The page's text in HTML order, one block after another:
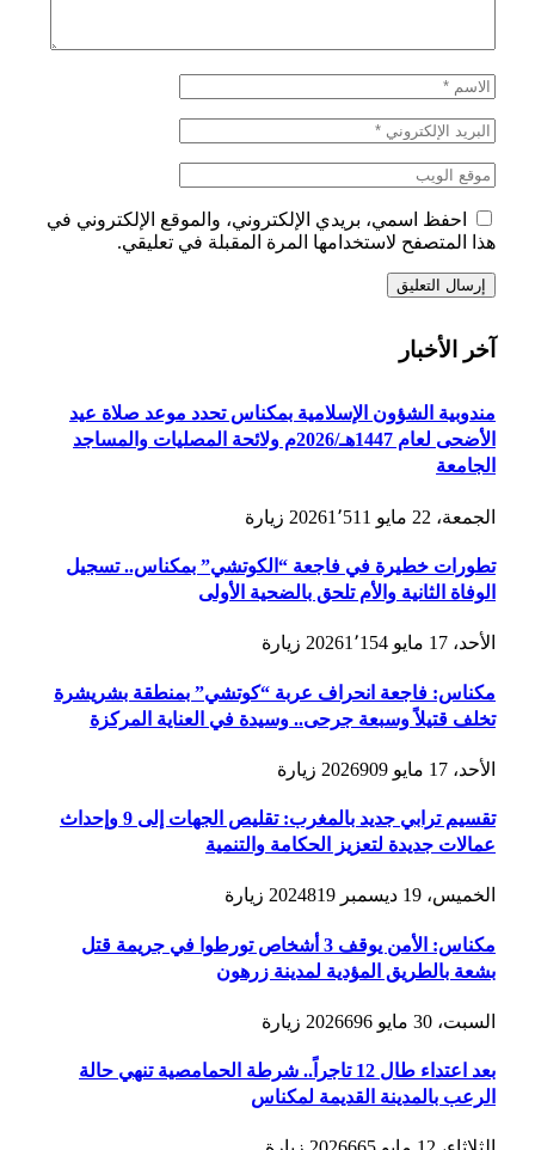
احفظ اسمي، بريدي الإلكتروني، والموقع الإلكتروني في
هذا المتصفح لاستخدامها المرة المقبلة في تعليقي.
آخر الأخبار
مندوبية الشؤون الإسلامية بمكناس تحدد موعد صلاة عيد
الأضحى لعام 1447هـ/2026م ولائحة المصليات والمساجد
الجامعة
الجمعة، 22 مايو 2026 1٬511 زيارة
تطورات خطيرة في فاجعة “الكوتشي” بمكناس.. تسجيل
الوفاة الثانية والأم تلحق بالضحية الأولى
الأحد، 17 مايو 2026 1٬154 زيارة
مكناس: فاجعة انحراف عربة “كوتشي” بمنطقة بشريشرة
تخلف قتيلاً وسبعة جرحى.. وسيدة في العناية المركزة
الأحد، 17 مايو 2026 909 زيارة
تقسيم ترابي جديد بالمغرب: تقليص الجهات إلى 9 وإحداث
عمالات جديدة لتعزيز الحكامة والتنمية
الخميس، 19 ديسمبر 2024 819 زيارة
مكناس: الأمن يوقف 3 أشخاص تورطوا في جريمة قتل
بشعة بالطريق المؤدية لمدينة زرهون
السبت، 30 مايو 2026 696 زيارة
بعد اعتداء طال 12 تاجراً.. شرطة الحمامصية تنهي حالة
الرعب بالمدينة القديمة لمكناس